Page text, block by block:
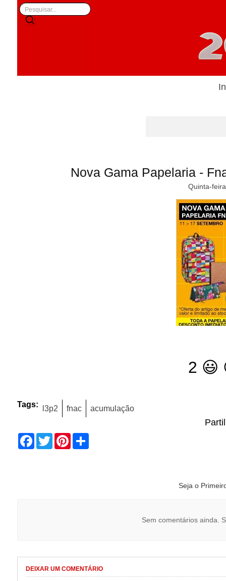
Nova Gama Papelaria -
Quinta-
2 😃
Tags: l3p2 fnac acumulação
Facebook
TwitterPinterest
Share
Seja o
Sem comentários ainda.
DEIXAR UM COMENTÁRIO